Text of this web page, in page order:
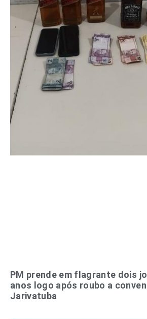
PM prende em flagrante dois
anos logo após roubo a
Jarivatuba